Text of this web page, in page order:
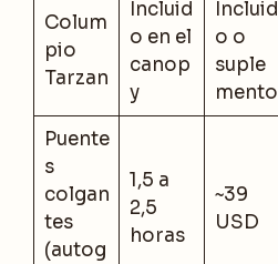
Colum
pio
Tarzan
Incluid
o en el
canop
y
Incluid
o o
suple
mento
Puente
s
colgan
tes
(autog
1,5 a
2,5
horas
~39
USD